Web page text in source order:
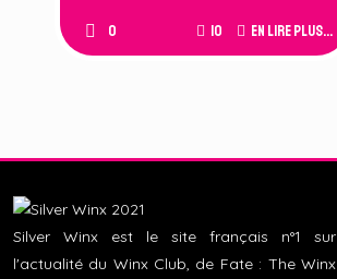
0 10 En lire plus...
Silver Winx est le site français n°1 sur
l'actualité du Winx Club, de Fate : The Winx